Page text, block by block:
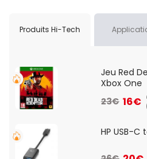
Produits Hi-Tech
Jeu Red
Xbox One
23€ 16€
HP USB-C